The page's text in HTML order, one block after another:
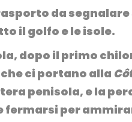
da segnalare
il golfo e le isole.
dopo il primo
ci portano alla
penisola, e la
per